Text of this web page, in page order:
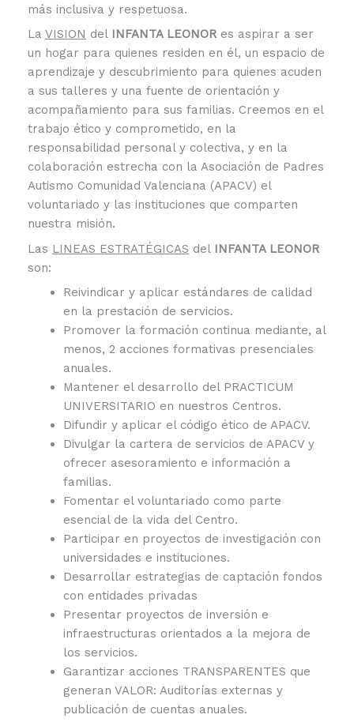
más inclusiva y respetuosa.
La VISION del INFANTA LEONOR es aspirar a ser
un hogar para quienes residen en él, un espacio de
aprendizaje y descubrimiento para quienes acuden
a sus talleres y una fuente de orientación y
acompañamiento para sus familias. Creemos en el
trabajo ético y comprometido, en la
responsabilidad personal y colectiva, y en la
colaboración estrecha con la Asociación de Padres
Autismo Comunidad Valenciana (APACV) el
voluntariado y las instituciones que comparten
nuestra misión.
Las LINEAS ESTRATÉGICAS del INFANTA LEONOR
son:
Reivindicar y aplicar estándares de calidad
en la prestación de servicios.
Promover la formación continua mediante, al
menos, 2 acciones formativas presenciales
anuales.
Mantener el desarrollo del PRACTICUM
UNIVERSITARIO en nuestros Centros.
Difundir y aplicar el código ético de APACV.
Divulgar la cartera de servicios de APACV y
ofrecer asesoramiento e información a
familias.
Fomentar el voluntariado como parte
esencial de la vida del Centro.
Participar en proyectos de investigación con
universidades e instituciones.
Desarrollar estrategias de captación fondos
con entidades privadas
Presentar proyectos de inversión e
infraestructuras orientados a la mejora de
los servicios.
Garantizar acciones TRANSPARENTES que
generan VALOR: Auditorías externas y
publicación de cuentas anuales.